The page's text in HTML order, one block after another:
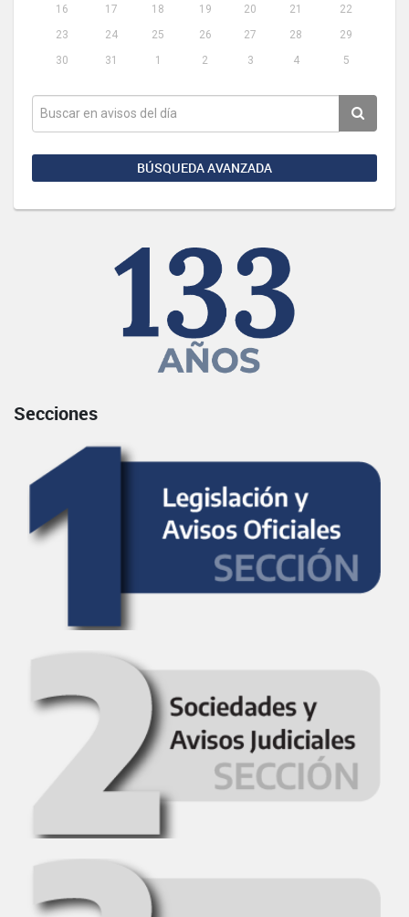
16
17 18 19 20 21
22
23
24 25 26 27 28
29
30
31 1 2 3 4 5
BÚSQUEDA AVANZADA
Secciones